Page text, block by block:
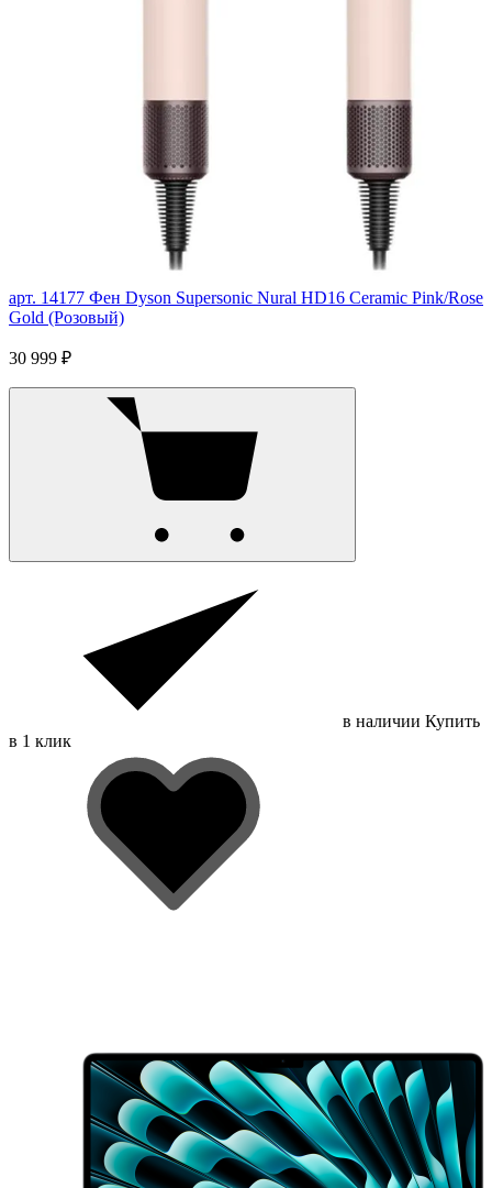
арт. 14177 Фен Dyson Supersonic Nural HD16 Ceramic Pink/Rose
Gold (Розовый)
30 999 ₽
в наличии Купить
в 1 клик